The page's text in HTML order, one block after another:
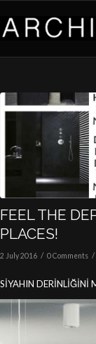
FEEL THE
PLACES!
2 July 2016 / 0 Comments /
SİYAHIN DERİNLİĞİNİ